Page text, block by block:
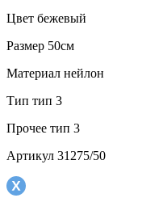
Цвет бежевый
Размер 50см
Материал нейлон
Тип тип 3
Прочее тип 3
Артикул 31275/50